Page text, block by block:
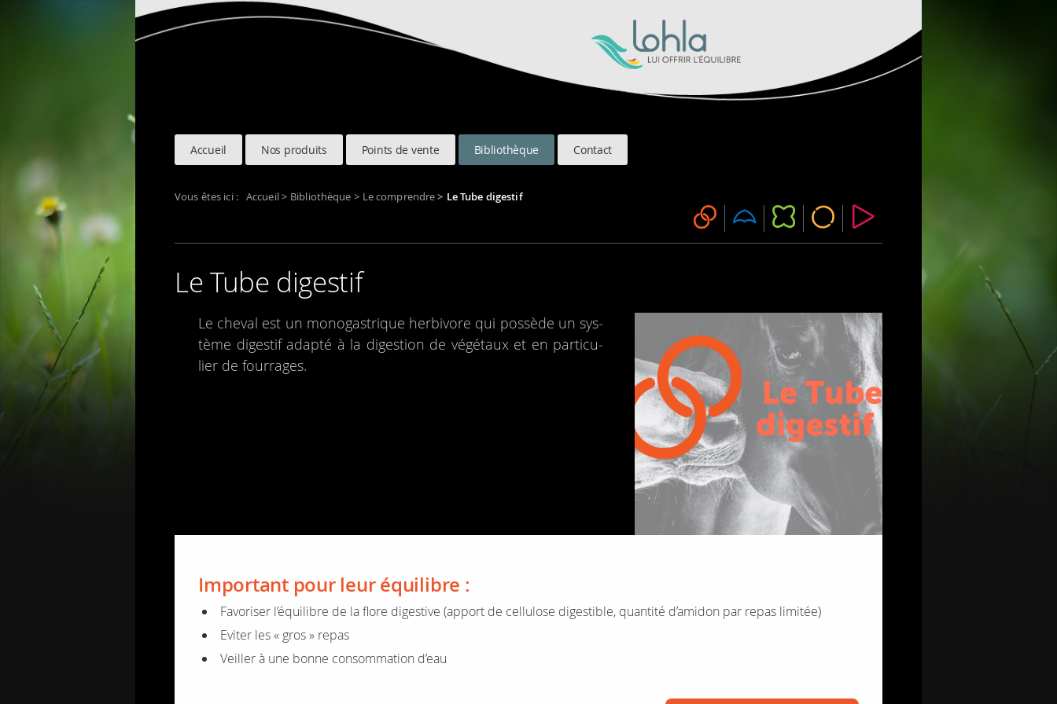
Accueil Nos produits Points de vente Bibliothèque Contact
Vous êtes ici : Accueil> Bibliothèque > Le comprendre> Le Tube digestif
Le Tube diges­tif
Le che­val est un mono­gas­trique her­bi­vore qui pos­sède un sys­
tème diges­tif adapté à la diges­tion de végé­taux et en par­ti­cu­
lier de four­rages.
Impor­tant pour leur équi­libre :
Favo­ri­ser l’équi­libre de la flore diges­tive (apport de cel­lu­lose diges­tible, quan­tité d’ami­don par repas limi­tée)
Evi­ter les « gros » repas
Veiller à une bonne consom­ma­tion d’eau